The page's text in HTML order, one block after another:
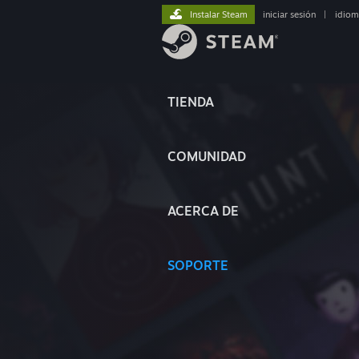
TIENDA
COMUNIDAD
ACERCA DE
SOPORTE
Instalar Steam iniciar sesión